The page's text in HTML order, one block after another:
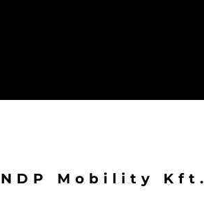
NDP Mobility Kft.